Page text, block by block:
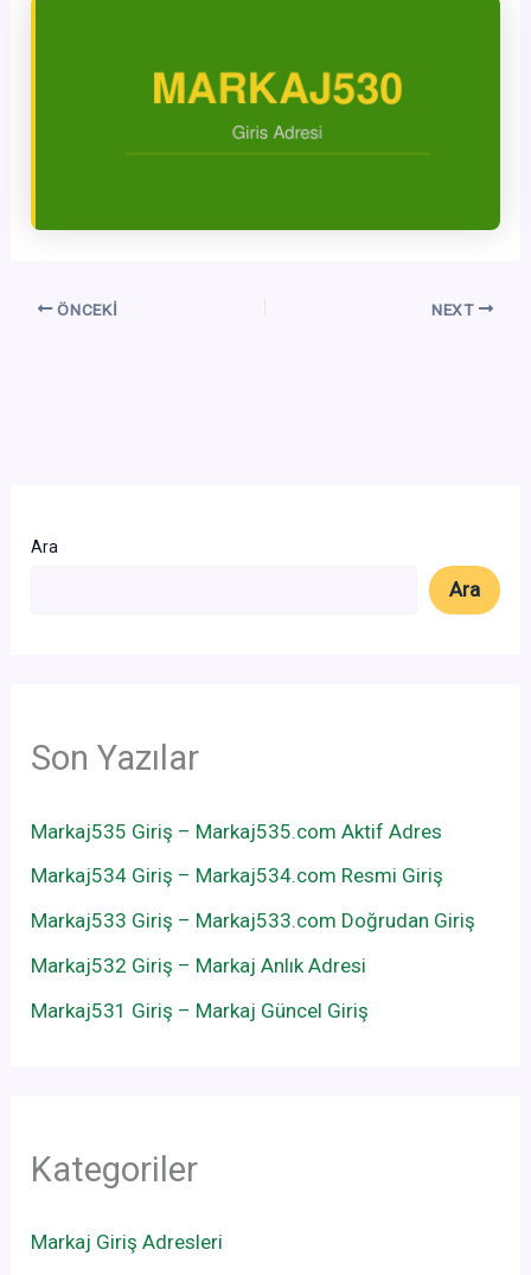
ÖNCEKI NEXT
Ara
Ara
Son Yazılar
Markaj535 Giriş – Markaj535.com Aktif Adres
Markaj534 Giriş – Markaj534.com Resmi Giriş
Markaj533 Giriş – Markaj533.com Doğrudan Giriş
Markaj532 Giriş – Markaj Anlık Adresi
Markaj531 Giriş – Markaj Güncel Giriş
Kategoriler
Markaj Giriş Adresleri